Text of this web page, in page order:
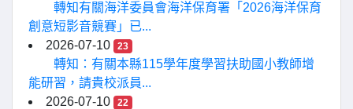
轉知有關海洋委員會海洋保育署「2026海洋保育
創意短影音競賽」已...
2026-07-10
23
轉知：有關本縣115學年度學習扶助國小教師增
能研習，請貴校派員...
2026-07-10
22